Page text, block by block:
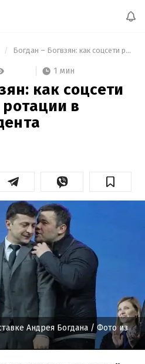
Богдан – Богвзян: как соцсети реагируют на ротации в Офисе Президента
1 мин
как соцсети
в
Андрея Богдана / Фото из